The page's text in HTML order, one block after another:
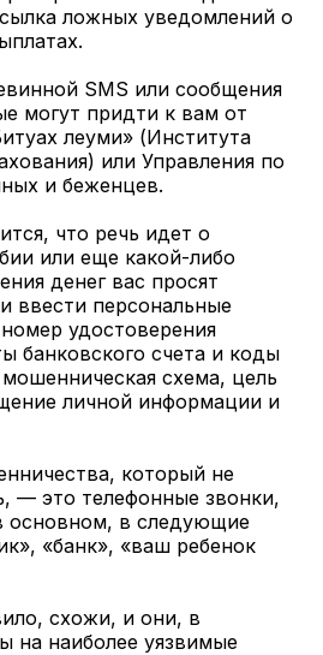
ложных уведомлений о
SMS или сообщения
могут придти к вам от
леуми» (Института
или Управления по
и беженцев.
что речь идет о
или еще какой-либо
денег вас просят
ввести персональные
удостоверения
банковского счета и коды
схема, цель
личной информации и
который не
— это телефонные звонки,
основном, в следующие
«банк», «ваш ребенок
схожи, и они, в
на наиболее уязвимые